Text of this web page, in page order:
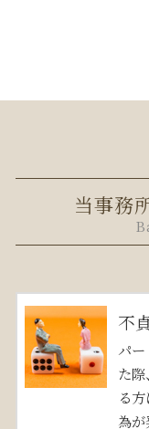
当事務
不
パ
た
る
為